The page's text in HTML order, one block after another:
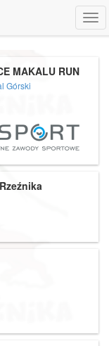
MAKALU RUN
Górski